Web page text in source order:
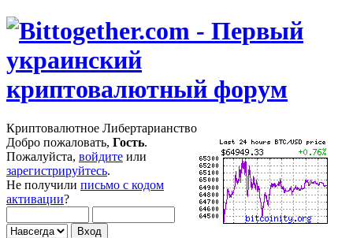
Криптовалютное Либертарианство
Добро пожаловать, Гость.
Пожалуйста, войдите или
зарегистрируйтесь.
Не получили письмо с кодом
активации?